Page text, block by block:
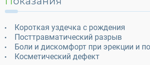
Короткая уздечка с рождения
Посттравматический разрыв
Боли и дискомфорт при эрекции и
Косметический дефект